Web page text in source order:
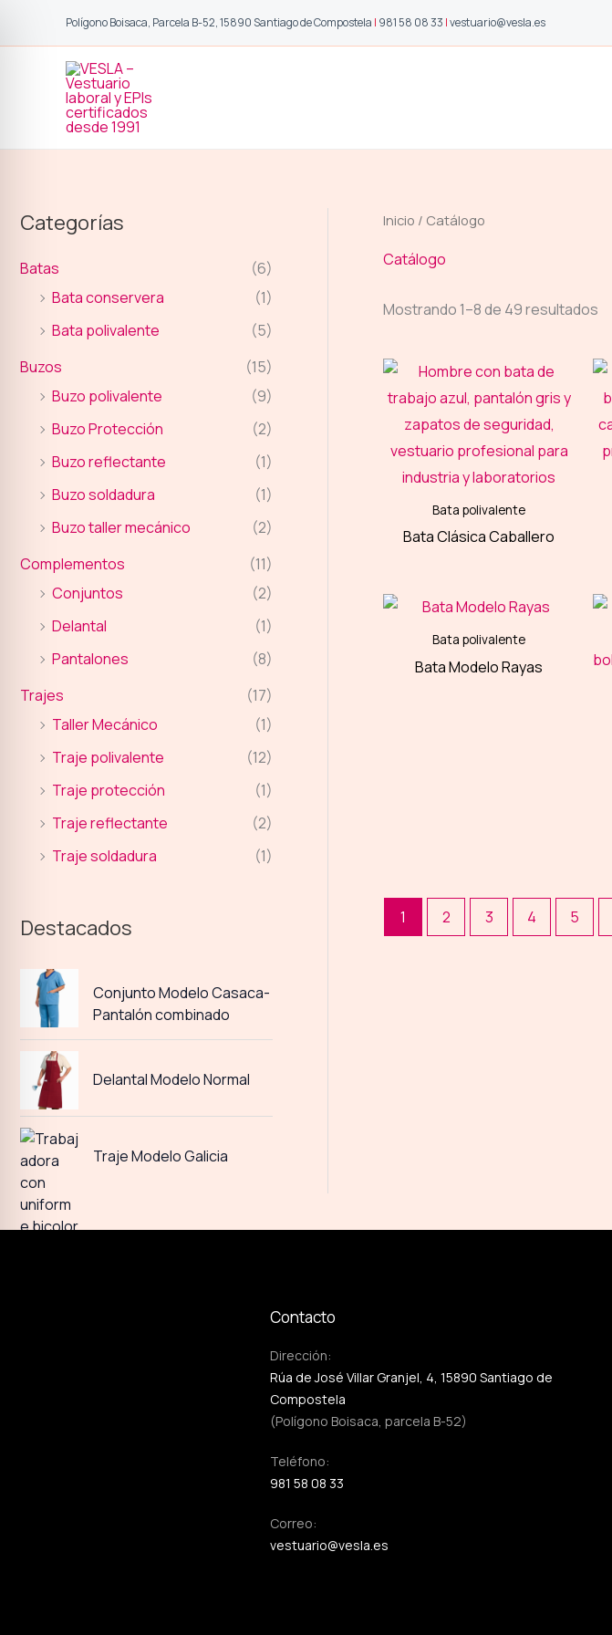
contenido
Polígono Boisaca, Parcela B-52, 15890 Santiago de Compostela | 981 58 08 33 |vestuario@vesla.es
Categorías
Batas
(6)
Bata conservera
(1)
Bata polivalente
(5)
Buzos
(15)
Buzo polivalente
(9)
Buzo Protección
(2)
Buzo reflectante
(1)
Buzo soldadura
(1)
Buzo taller mecánico
(2)
Complementos
(11)
Conjuntos
(2)
Delantal
(1)
Pantalones
(8)
Trajes
(17)
Taller Mecánico
(1)
Traje polivalente
(12)
Traje protección
(1)
Traje reflectante
(2)
Traje soldadura
(1)
Destacados
Conjunto Modelo Casaca-
Pantalón combinado
Delantal Modelo Normal
Traje Modelo Galicia
Inicio / Catálogo
Catálogo
Mostrando 1–8 de 49 resultados
Bata polivalente
Bata Clásica Caballero
Bata polivalente
Bata Modelo Rayas
1 2 3 4 5
Contacto
Dirección:
Rúa de José Villar Granjel, 4, 15890 Santiago de
Compostela
(Polígono Boisaca, parcela B-52)
Teléfono:
981 58 08 33
Correo:
vestuario@vesla.es